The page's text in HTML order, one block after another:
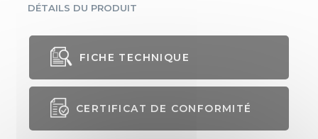
DÉTAILS DU PRODUIT
FICHE TECHNIQUE
CERTIFICAT DE CONFORMITÉ